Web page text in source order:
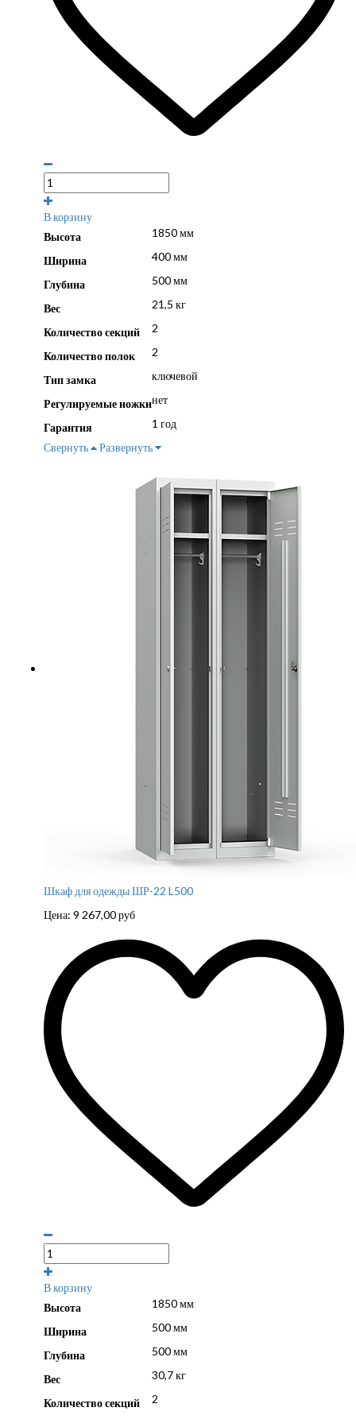
В корзину
Высота
1850 мм
Ширина 400 мм
Глубина 500 мм
Вес 21,5 кг
Количество секций 2
Количество полок 2
Тип замка ключевой
Регулируемые ножкинет
Гарантия
1 год
Свернуть
Развернуть
Шкаф для одежды ШР-22 L500
Цена: 9 267,00руб
В корзину
Высота
1850 мм
Ширина 500 мм
Глубина 500 мм
Вес 30,7 кг
Количество секций
2